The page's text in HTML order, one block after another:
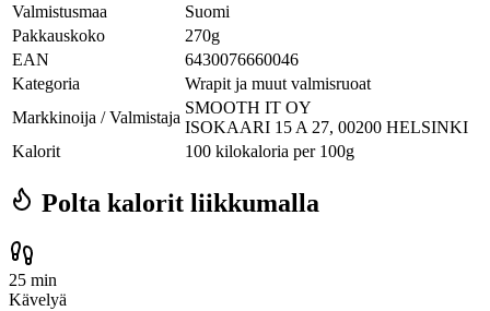
Valmistusmaa
Suomi
Pakkauskoko
270g
EAN
6430076660046
Kategoria
Wrapit ja muut valmisruoat
Markkinoija / Valmistaja
SMOOTH IT OY
ISOKAARI 15 A 27, 00200 HELSINKI
Kalorit
100 kilokaloria per 100g
Polta kalorit liikkumalla
25 min
Kävelyä